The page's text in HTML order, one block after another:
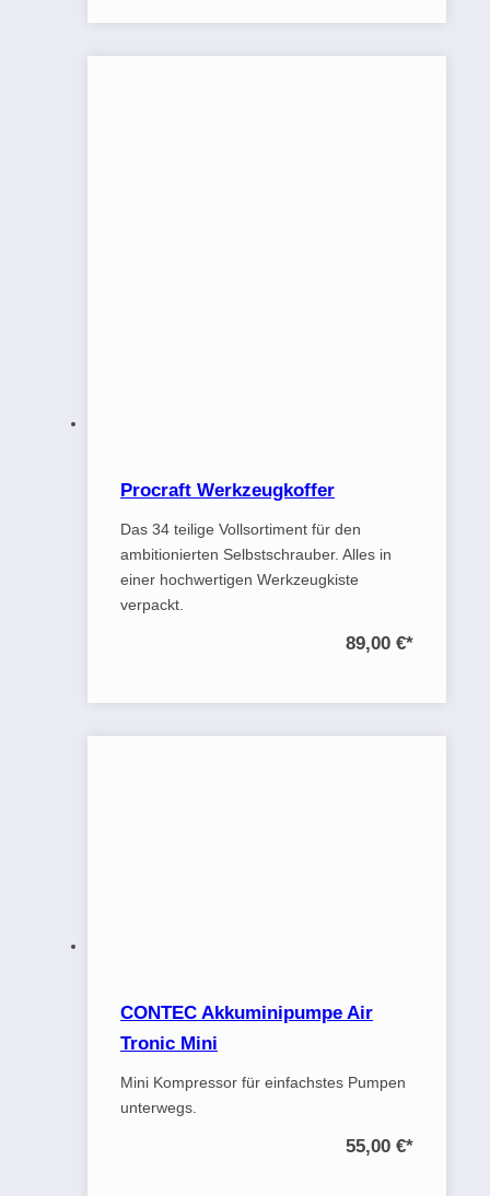
Procraft Werkzeugkoffer
Das 34 teilige Vollsortiment für den
ambitionierten Selbstschrauber. Alles in
einer hochwertigen Werkzeugkiste
verpackt.
89,00 €*
CONTEC Akkuminipumpe Air
Tronic Mini
Mini Kompressor für einfachstes Pumpen
unterwegs.
55,00 €*